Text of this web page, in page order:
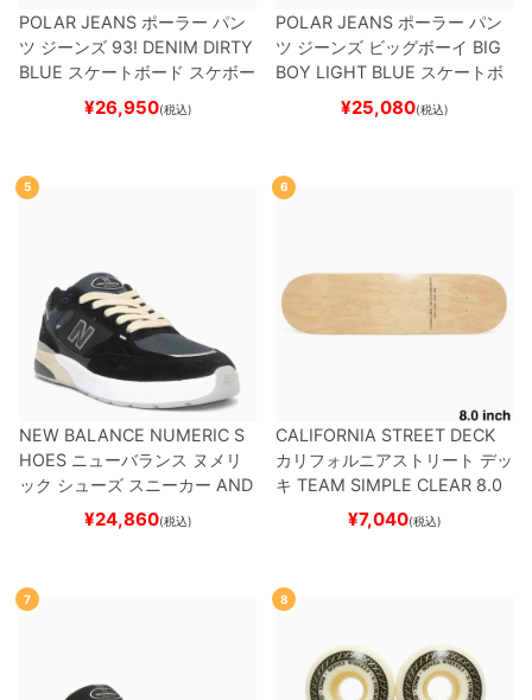
POLAR JEANS ポーラー パン
ツ ジーンズ 93! DENIM DIRTY
BLUE スケートボード スケボー
¥26,950(税込)
POLAR JEANS ポーラー パン
ツ ジーンズ ビッグボーイ BIG
BOY LIGHT BLUE スケートボ
ード スケボー
¥25,080(税込)
5
NEW BALANCE NUMERIC S
HOES ニューバランス ヌメリ
ック シューズ スニーカー AND
REW REYNOLDS 933
BLACK/NAVY
スケートボ
¥24,860(税込)
6
CALIFORNIA STREET DECK
カリフォルニアストリート デッ
キ TEAM SIMPLE CLEAR 8.0
ブランク（DSM）
ード スケボー
¥7,040(税込)
7 8